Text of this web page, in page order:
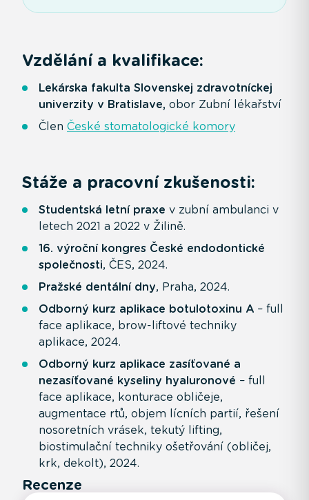
Vzdělání a kvalifikace:
Lekárska fakulta Slovenskej zdravotníckej
univerzity v Bratislave, obor Zubní lékařství
Člen České stomatologické komory
Stáže a pracovní zkušenosti:
Studentská letní praxe v zubní ambulanci v
letech 2021 a 2022 v Žilině.
16. výroční kongres České endodontické
společnosti, ČES, 2024.
Pražské dentální dny, Praha, 2024.
Odborný kurz aplikace botulotoxinu A – full
face aplikace, brow-liftové techniky
aplikace, 2024.
Odborný kurz aplikace zasíťované a
nezasíťované kyseliny hyaluronové – full
face aplikace, konturace obličeje,
augmentace rtů, objem lícních partií, řešení
nosoretních vrásek, tekutý lifting,
biostimulační techniky ošetřování (obličej,
krk, dekolt), 2024.
Recenze